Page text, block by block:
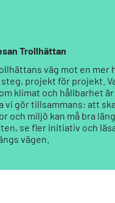
Trollhättan
väg mot en mer
projekt för projekt.
klimat och hållbarhet
vi gör tillsammans: att
och miljö kan må bra
se fler initiativ och
vägen.